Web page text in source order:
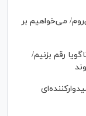
می‌روم/ می‌خواهیم بر
رقم بزنیم/